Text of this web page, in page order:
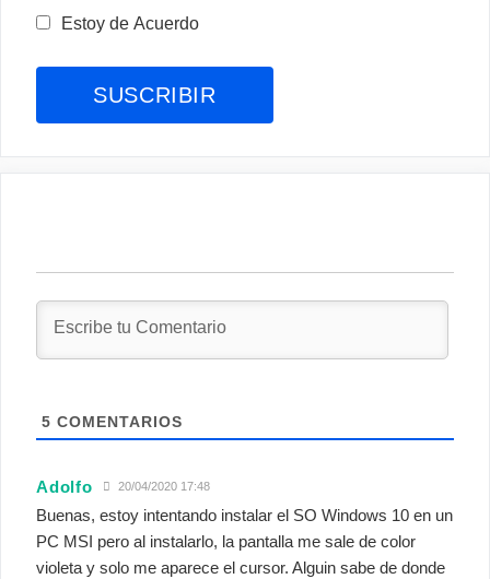
Estoy de Acuerdo
5 COMENTARIOS
Adolfo 20/04/2020 17:48
Buenas, estoy intentando instalar el SO Windows 10 en un
PC MSI pero al instalarlo, la pantalla me sale de color
violeta y solo me aparece el cursor. Alguin sabe de donde